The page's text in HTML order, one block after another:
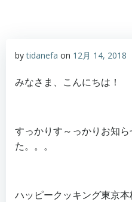
bytidanefa on 12月 14, 2018
みなさま、こんにちは！
すっかりす～っかりお知
た。。。
ハッピークッキング東京